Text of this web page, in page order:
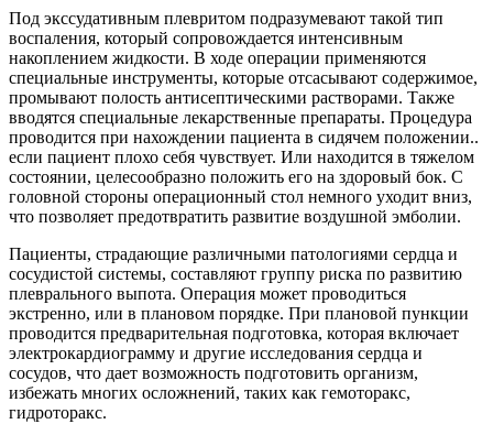
Под экссудативным плевритом подразумевают такой тип
воспаления, который сопровождается интенсивным
накоплением жидкости. В ходе операции применяются
специальные инструменты, которые отсасывают содержимое,
промывают полость антисептическими растворами. Также
вводятся специальные лекарственные препараты. Процедура
проводится при нахождении пациента в сидячем положении..
если пациент плохо себя чувствует. Или находится в тяжелом
состоянии, целесообразно положить его на здоровый бок. С
головной стороны операционный стол немного уходит вниз,
что позволяет предотвратить развитие воздушной эмболии.
Пациенты, страдающие различными патологиями сердца и
сосудистой системы, составляют группу риска по развитию
плеврального выпота. Операция может проводиться
экстренно, или в плановом порядке. При плановой пункции
проводится предварительная подготовка, которая включает
электрокардиограмму и другие исследования сердца и
сосудов, что дает возможность подготовить организм,
избежать многих осложнений, таких как гемоторакс,
гидроторакс.